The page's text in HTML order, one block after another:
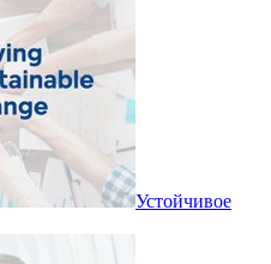
Устойчивое